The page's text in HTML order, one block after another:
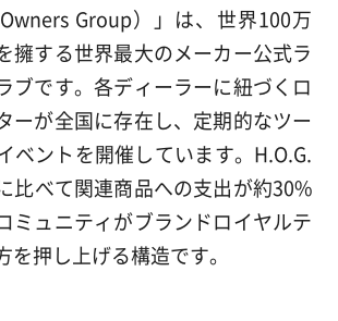
Group）」は、世界100万
擁する世界最大のメーカー公式ラ
ブです。各ディーラーに紐づくロ
ーが全国に存在し、定期的なツー
ベントを開催しています。H.O.G.
比べて関連商品への支出が約30%
ミュニティがブランドロイヤルテ
を押し上げる構造です。